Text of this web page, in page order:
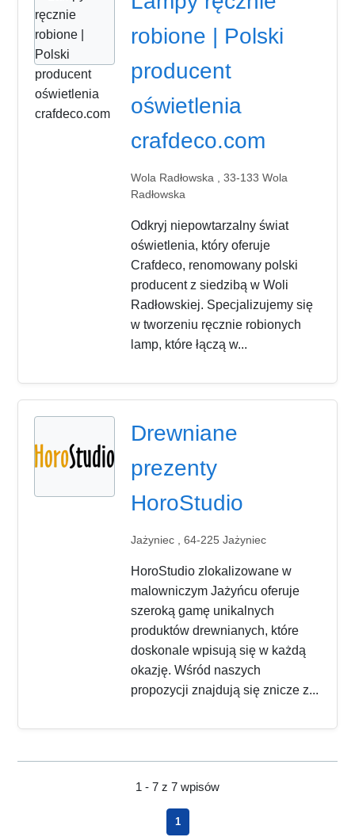
robione | Polski
producent
oświetlenia
crafdeco.com
Wola Radłowska , 33-133 Wola
Radłowska
Odkryj niepowtarzalny świat
oświetlenia, który oferuje
Crafdeco, renomowany polski
producent z siedzibą w Woli
Radłowskiej. Specjalizujemy się
w tworzeniu ręcznie robionych
lamp, które łączą w...
Drewniane
prezenty
HoroStudio
Jażyniec , 64-225 Jażyniec
HoroStudio zlokalizowane w
malowniczym Jażyńcu oferuje
szeroką gamę unikalnych
produktów drewnianych, które
doskonale wpisują się w każdą
okazję. Wśród naszych
propozycji znajdują się znicze z...
1 - 7 z 7 wpisów
1